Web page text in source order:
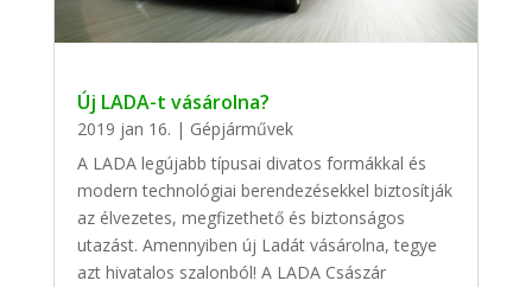
Új LADA-t vásárolna?
2019 jan 16. | Gépjárművek
A LADA legújabb típusai divatos formákkal és
modern technológiai berendezésekkel biztosítják
az élvezetes, megfizethető és biztonságos
utazást. Amennyiben új Ladát vásárolna, tegye
azt hivatalos szalonból! A LADA Császár